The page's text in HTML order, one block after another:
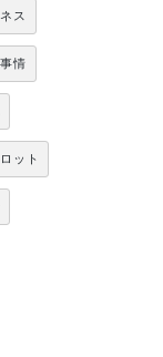
ス
情
ット